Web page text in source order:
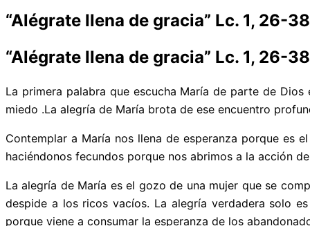
“Alégrate llena de gracia” Lc. 1, 26-38
“Alégrate llena de gracia” Lc. 1, 26-38
La primera palabra que escucha María de parte de
miedo .La alegría de María brota de ese encuentro
Contemplar a María nos llena de esperanza porque es
haciéndonos fecundos porque nos abrimos a la acción
La alegría de María es el gozo de una mujer que se
despide a los ricos vacíos. La alegría verdadera solo
porque viene a consumar la esperanza de los